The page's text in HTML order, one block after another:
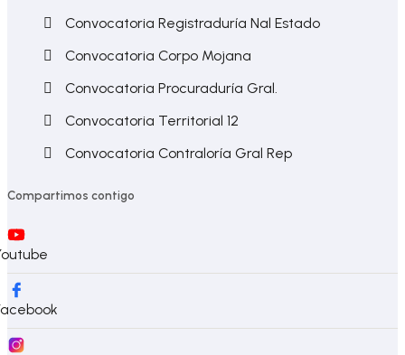
Convocatoria Registraduría Nal Estado
Convocatoria Corpo Mojana
Convocatoria Procuraduría Gral.
Convocatoria Territorial 12
Convocatoria Contraloría Gral Rep
Compartimos contigo